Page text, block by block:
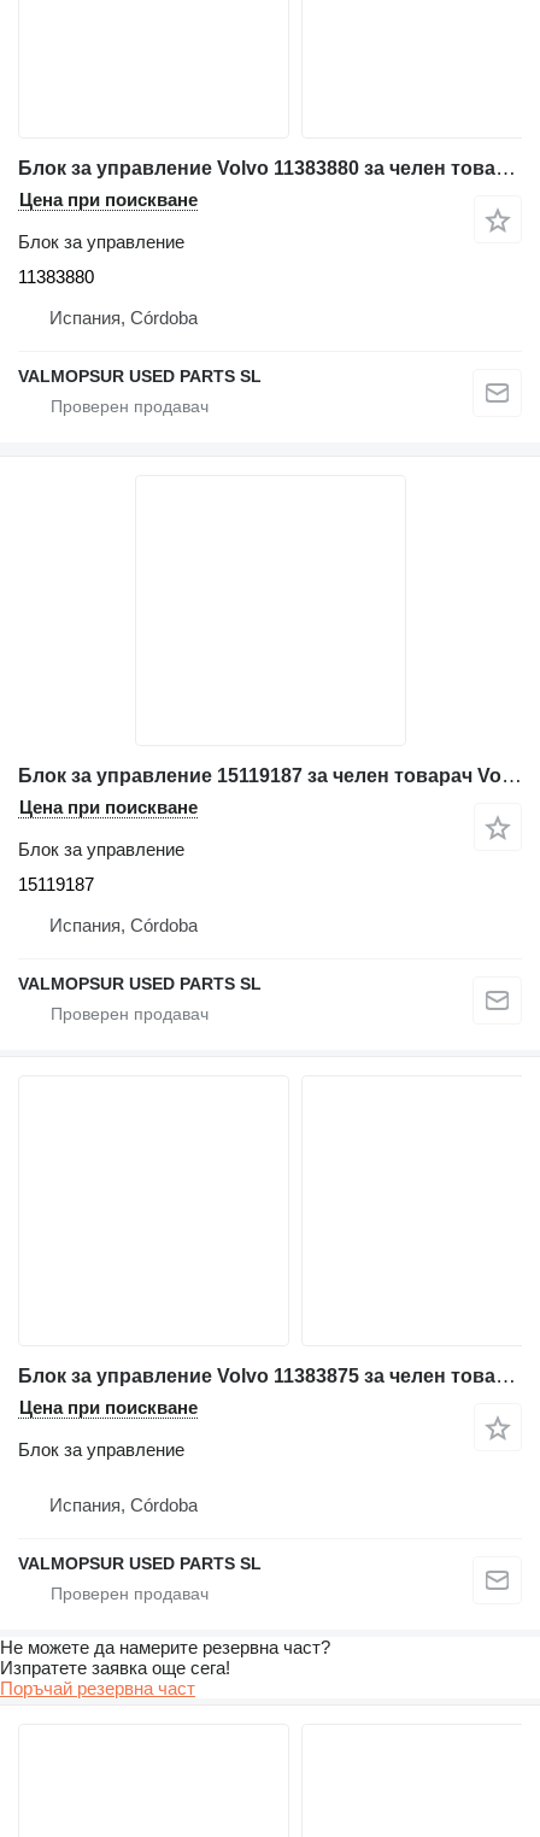
Блок за управление Volvo 11383880 за челен товарач Volvo L60G. L70G. L90G. L110G. L120G. L250G. L150G. L180G. L220G
Цена при поискване
Блок за управление
11383880
Испания, Córdoba
VALMOPSUR USED PARTS SL
Блок за управление 15119187 за челен товарач Volvo L45F. L45G. L50F. L50G. L60F. L60G L70F. L70G. L90F. L90G L105. L110F. L110G. L120F. L120G. 150F. L150G. L180F. L180G. L220F. L220G. L250G. L350F
Цена при поискване
Блок за управление
15119187
Испания, Córdoba
VALMOPSUR USED PARTS SL
Блок за управление Volvo 11383875 за челен товарач Volvo L350F; L60F; L70F; L90F; L110F; L120F; L150F; L180F; L180F HL; L220F; L150G; L180G; L220G; L180G HL; L250G; L110G; L120G; L60G; L70G; L90G; SD115; L105; DD110B; DD120B; DD140B; SD135; L60GZ; L90GZ; L120GZ
Цена при поискване
Блок за управление
Испания, Córdoba
VALMOPSUR USED PARTS SL
Не можете да намерите резервна част?
Изпратете заявка още сега!
Поръчай резервна част